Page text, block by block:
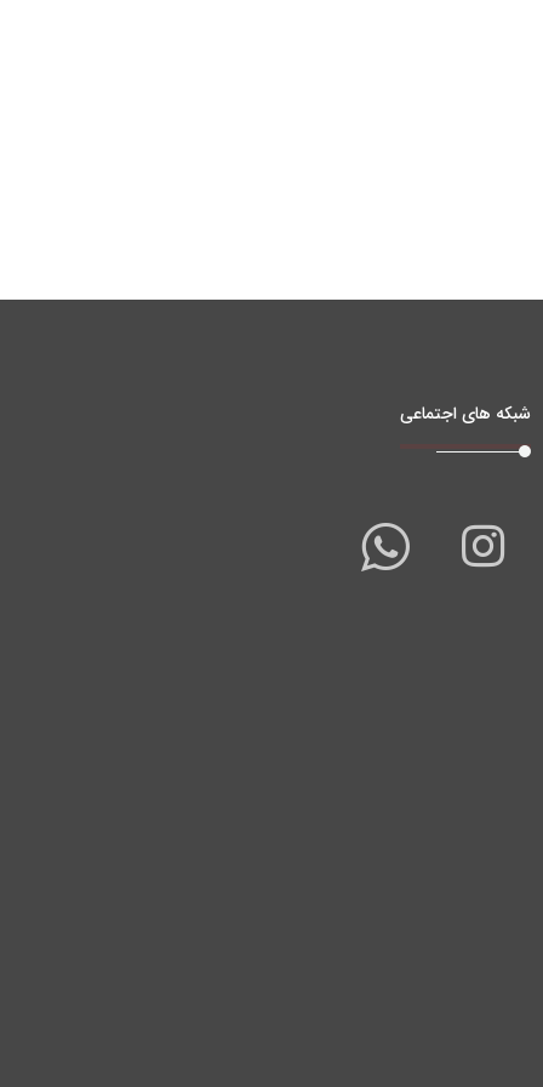
شبکه های اجتماعی